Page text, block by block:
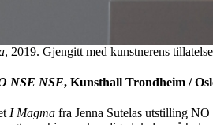
, 2019. Gjengitt med kunstnerens
NSE NSE, Kunsthall Trondheim /
I Magma fra Jenna Sutelas utstilling